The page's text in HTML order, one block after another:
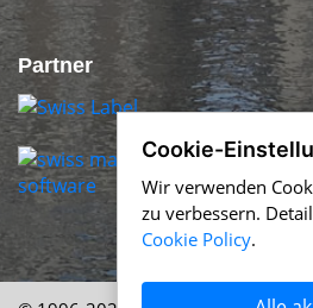
Partner
Cookie-
Wir verwenden
zu verbessern.
Cookie Policy.